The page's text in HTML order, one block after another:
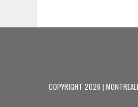
COPYRIGHT 2026 |